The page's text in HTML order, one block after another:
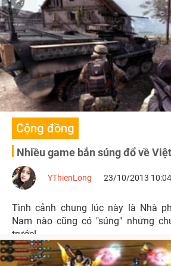
Cộng đồng
Nhiều game bắn súng đổ về
YThienLong 23/10/2013
Tình cảnh chung lúc này là Nhà
Nam nào cũng có "súng" nhưng
trước!